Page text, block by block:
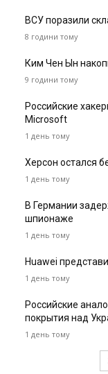
ВСУ поразили
8 години тому
Ким Чен Ын
9 години тому
Российские
Microsoft
1 день тому
Херсон остался
1 день тому
В Германии
шпионаже
1 день тому
Huawei
1 день тому
Российские
покрытия над
1 день тому